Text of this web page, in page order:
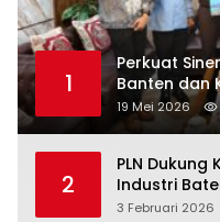
1
Perkuat
Banten dan
Tangerang
Publik
19 Mei 2026
2
PLN
Industri
Capai USD 6
3 Februari 2026